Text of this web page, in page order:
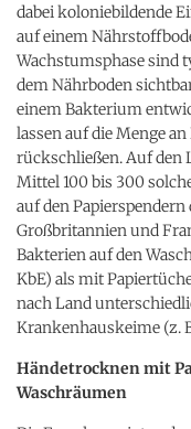
dabei koloniebildende
auf einem
Wachstumsphase sind
dem Nährboden
einem Bakterium
lassen auf die Menge
rückschließen. Auf
Mittel 100 bis 300
auf den Papierspendern
Großbritannien und
Bakterien auf den
KbE) als mit
nach Land
Krankenhauskeime (z.
Händetrocknen mit
Waschräumen